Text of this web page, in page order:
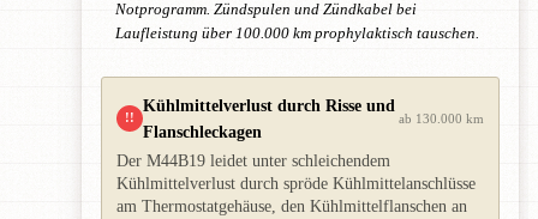
Notprogramm. Zündspulen und Zündkabel bei
Laufleistung über 100.000 km prophylaktisch tauschen.
!!
Kühlmittelverlust durch Risse und
Flanschleckagen
ab 130.000 km
Der M44B19 leidet unter schleichendem
Kühlmittelverlust durch spröde Kühlmittelanschlüsse
am Thermostatgehäuse, den Kühlmittelflanschen an